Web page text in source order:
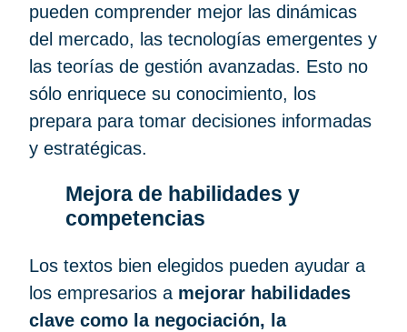
pueden comprender mejor las dinámicas
del mercado, las tecnologías emergentes y
las teorías de gestión avanzadas. Esto no
sólo enriquece su conocimiento, los
prepara para tomar decisiones informadas
y estratégicas.
Mejora de habilidades y
competencias
Los textos bien elegidos pueden ayudar a
los empresarios a mejorar habilidades
clave como la negociación, la